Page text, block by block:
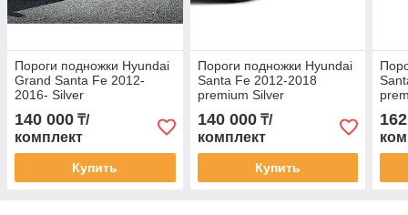
Пороги подножки Hyundai
Grand Santa Fe 2012-
2016- Silver
140 000 ₸/
комплект
Купить
Пороги подножки Hyundai
Santa Fe 2012-2018
premium Silver
140 000₸/
комплект
Купить